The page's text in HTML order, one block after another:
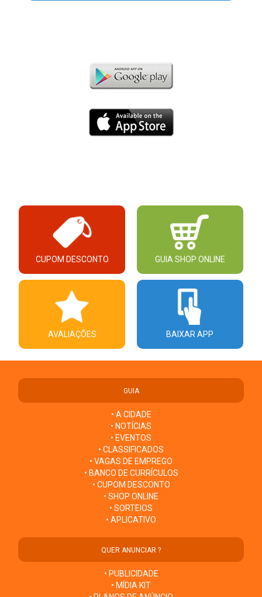
CUPOM DESCONTO GUIA SHOP ONLINE
AVALIAÇÕES BAIXAR APP
GUIA
• A CIDADE
• NOTÍCIAS
• EVENTOS
• CLASSIFICADOS
• VAGAS DE EMPREGO
• BANCO DE CURRÍCULOS
• CUPOM DESCONTO
• SHOP ONLINE
• SORTEIOS
• APLICATIVO
QUER ANUNCIAR ?
• PUBLICIDADE
• MÍDIA KIT